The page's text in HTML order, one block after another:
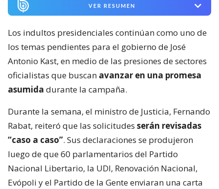
VER RESUMEN
Los indultos presidenciales continúan como uno de
los temas pendientes para el gobierno de José
Antonio Kast, en medio de las presiones de sectores
oficialistas que buscan avanzar en una promesa
asumida durante la campaña.
Durante la semana, el ministro de Justicia, Fernando
Rabat, reiteró que las solicitudes serán revisadas
“caso a caso”. Sus declaraciones se produjeron
luego de que 60 parlamentarios del Partido
Nacional Libertario, la UDI, Renovación Nacional,
Evópoli y el Partido de la Gente enviaran una carta